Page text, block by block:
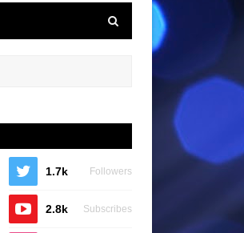
1.7k Followers
2.8k Subscribes